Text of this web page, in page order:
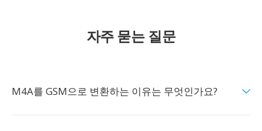
자주 묻는 질문
M4A를 GSM으로 변환하는 이유는 무엇인가요?